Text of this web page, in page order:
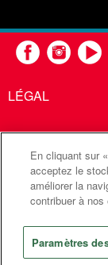
LÉGAL
United
En cliquant sur
acceptez le
améliorer la
contribuer à
Paramètres